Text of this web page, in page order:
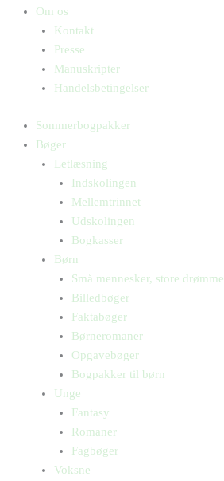
Om os
Kontakt
Presse
Manuskripter
Handelsbetingelser
Sommerbogpakker
Bøger
Letlæsning
Indskolingen
Mellemtrinnet
Udskolingen
Bogkasser
Børn
Små mennesker, store drømme
Billedbøger
Faktabøger
Børneromaner
Opgavebøger
Bogpakker til børn
Unge
Fantasy
Romaner
Fagbøger
Voksne